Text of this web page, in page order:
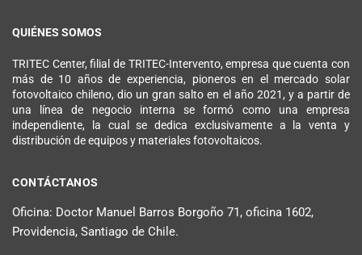
QUIÉNES SOMOS
TRITEC Center, filial de TRITEC-Intervento, empresa que cuenta con
más de 10 años de experiencia, pioneros en el mercado solar
fotovoltaico chileno, dio un gran salto en el año 2021, y a partir de
una línea de negocio interna se formó como una empresa
independiente, la cual se dedica exclusivamente a la venta y
distribución de equipos y materiales fotovoltaicos.
CONTÁCTANOS
Oficina: Doctor Manuel Barros Borgoño 71, oficina 1602,
Providencia, Santiago de Chile.